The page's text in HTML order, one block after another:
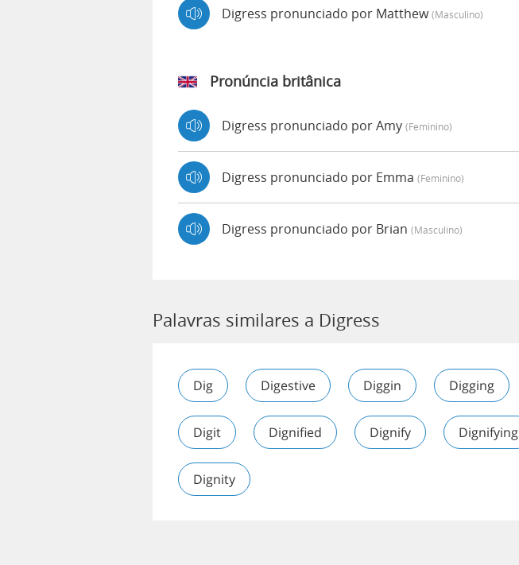
Digress pronunciado por Matthew(masculino)
Pronúncia britânica
Digress pronunciado por Amy (feminino)
Digress pronunciado por Emma (feminino)
Digress pronunciado por Brian (masculino)
Palavras similares a Digress
Dig Digestive Diggin Digging
Digit Dignified Dignify Dignifying
Dignity